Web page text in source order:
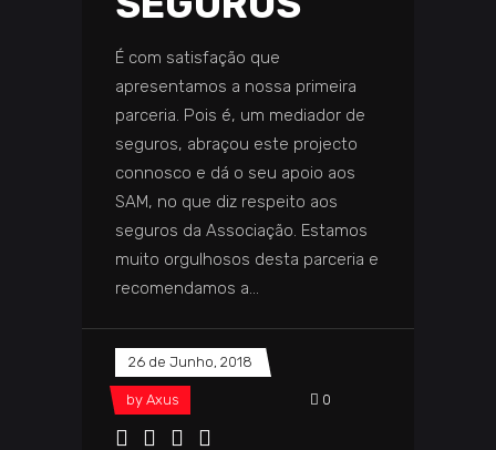
É com satisfação que
apresentamos a nossa primeira
parceria. Pois é, um mediador de
seguros, abraçou este projecto
connosco e dá o seu apoio aos
SAM, no que diz respeito aos
seguros da Associação. Estamos
muito orgulhosos desta parceria e
recomendamos a
26 de Junho, 2018
by Axus 0